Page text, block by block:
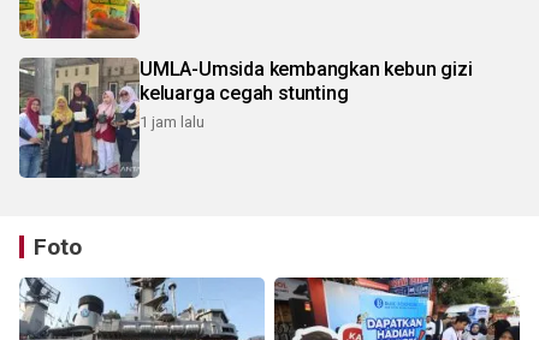
UMLA-Umsida kembangkan kebun gizi
keluarga cegah stunting
1 jam lalu
Foto